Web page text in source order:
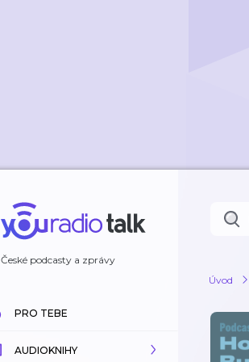
České podcasty a zprávy
PRO TEBE
AUDIOKNIHY
Úvod